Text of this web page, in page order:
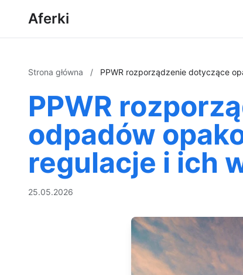
Aferki
Strona główna / PPWR rozporządzenie dotyczące
PPWR
odpadów
regulacje i ich
25.05.2026